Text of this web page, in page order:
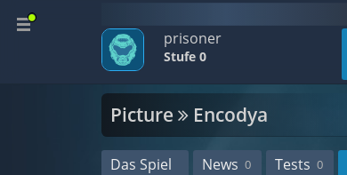
prisoner
Stufe 0
Picture Encodya
Das Spiel News 0 Tests 0